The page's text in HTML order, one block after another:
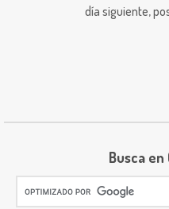
día siguiente,
Busca